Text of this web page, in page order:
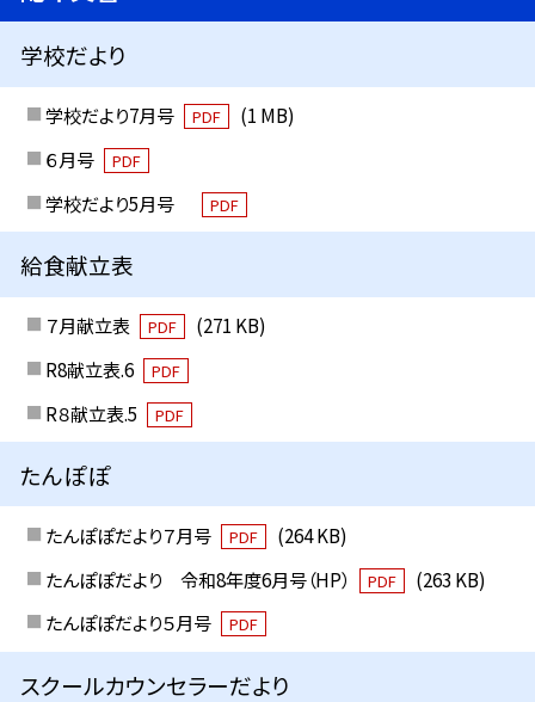
学校だより
学校だより7月号 PDF
(1 MB)
６月号
PDF
学校だより5月号 PDF
給食献立表
７月献立表 PDF
(271 KB)
R8献立表.6
PDF
R８献立表.5 PDF
たんぽぽ
たんぽぽだより７月号 PDF
(264 KB)
たんぽぽだより 令和8年度6月号（HP）
PDF
(263 KB)
たんぽぽだより５月号
PDF
スクールカウンセラーだより